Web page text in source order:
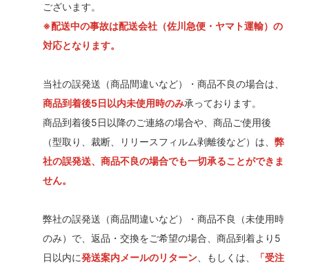
ございます。
※配送中の事故は配送会社（佐川急便・ヤマト運輸）の
対応となります。
当社の誤発送（商品間違いなど）・商品不良の場合は、
商品到着後5日以内未使用時のみ承っております。
商品到着後5日以降のご連絡の場合や、商品ご使用後
（型取り、裁断、リリースフィルム剥離後など）は、 弊
社の誤発送、商品不良の場合でも一切承ることができま
せん。
弊社の誤発送（商品間違いなど）・商品不良（未使用時
のみ）で、返品・交換をご希望の場合、商品到着より5
日以内に発送案内メールのリターン 、もしくは、
「受注